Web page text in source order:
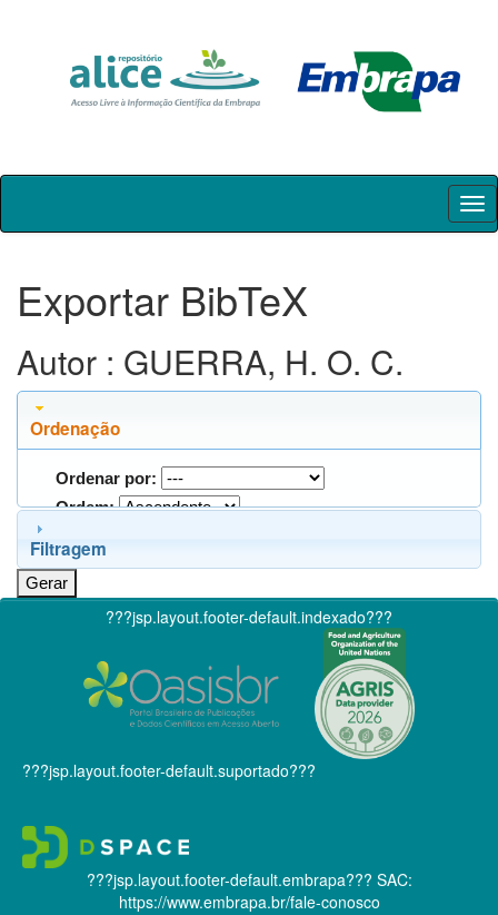
Skip
Exportar BibTeX
Autor : GUERRA, H. O. C.
Ordenação
Ordenar por:
Ordem:
Filtragem
???jsp.layout.footer-default.indexado???
???jsp.layout.footer-default.suportado???
???jsp.layout.footer-default.embrapa??? SAC:
https://www.embrapa.br/fale-conosco